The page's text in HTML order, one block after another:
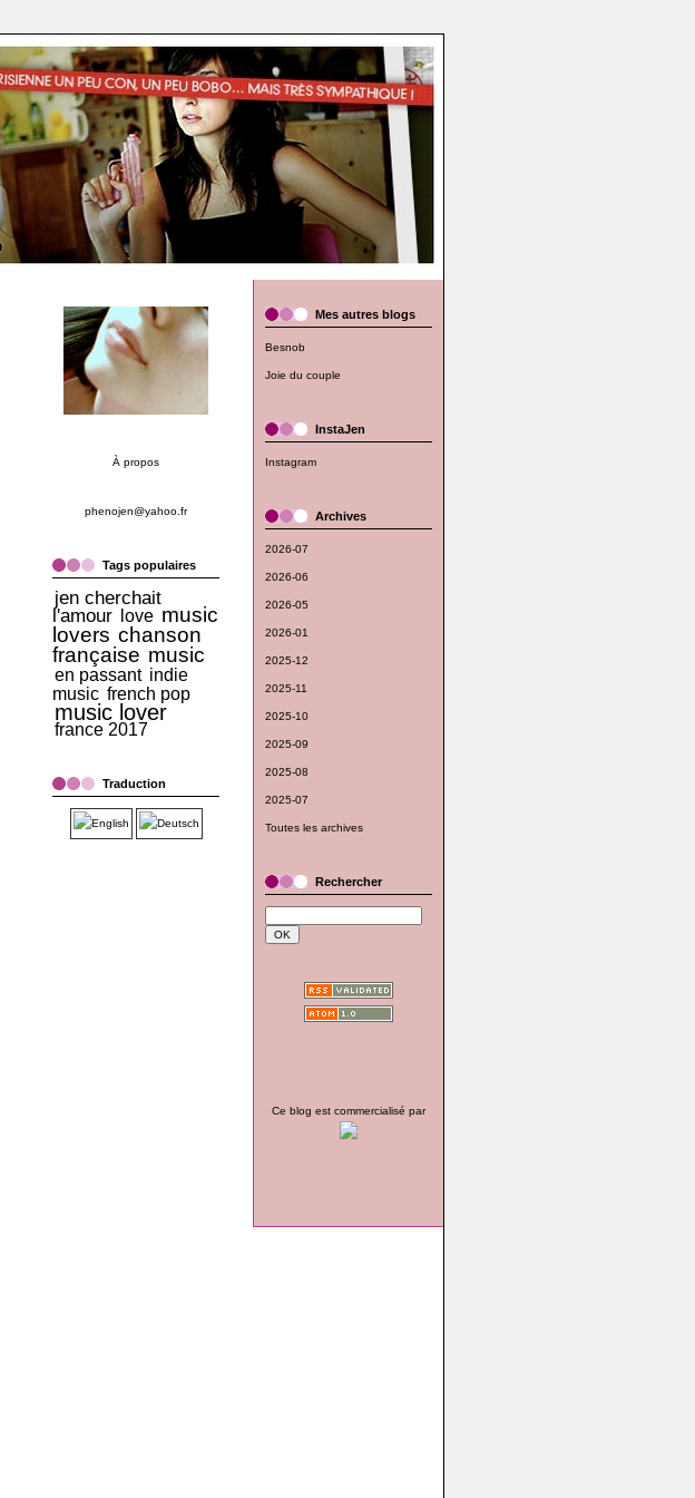
À propos
phenojen@yahoo.fr
Tags populaires
jen cherchait
l'amour
love music
lovers chanson
française music
en passant indie
music french pop
music lover
france 2017
Traduction
Mes autres blogs
Besnob
Joie du couple
InstaJen
Instagram
Archives
2026-07
2026-06
2026-05
2026-01
2025-12
2025-11
2025-10
2025-09
2025-08
2025-07
Toutes les archives
Rechercher
Ce blog est commercialisé par